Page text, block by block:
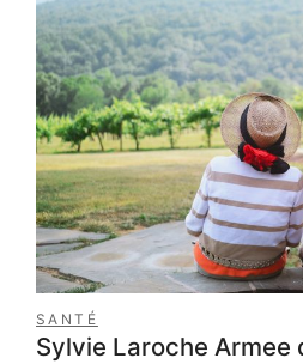
SANTÉ
Sylvie Laroche Armee